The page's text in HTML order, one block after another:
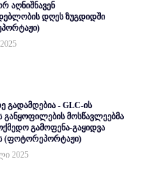
აღნიშნავენ
დღეს ზუგდიდში
გადამდებია - GLC-ის
განყოფილების მოსწავლეებმა
გამოფენა-გაყიდვა
(ფოტორეპორტაჟი)
2025